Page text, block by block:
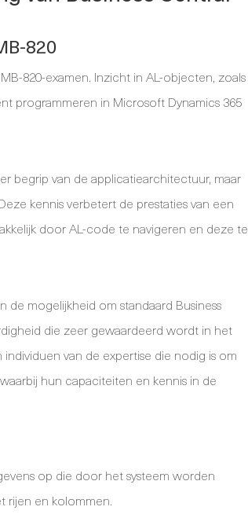
820
820-examen. Inzicht in AL-objecten, zoals
programmeren in Microsoft Dynamics 365
begrip van de applicatiearchitectuur, maar
kennis verbetert de prestaties van een
door AL-code te navigeren en deze te
mogelijkheid om standaard Business
die zeer gewaardeerd wordt in het
van de expertise die nodig is om
hun capaciteiten en kennis in de
op die door het systeem worden
rijen en kolommen.